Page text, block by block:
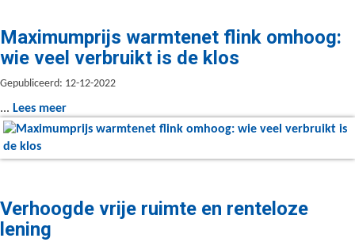
Maximumprijs warmtenet flink omhoog:
wie veel verbruikt is de klos
Gepubliceerd: 12-12-2022
... Lees meer
Verhoogde vrije ruimte en renteloze
lening